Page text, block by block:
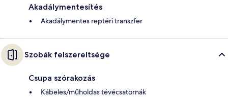
Akadálymentesítés
Akadálymentes reptéri transzfer
Szobák felszereltsége
Csupa szórakozás
Kábeles/műholdas tévécsatornák